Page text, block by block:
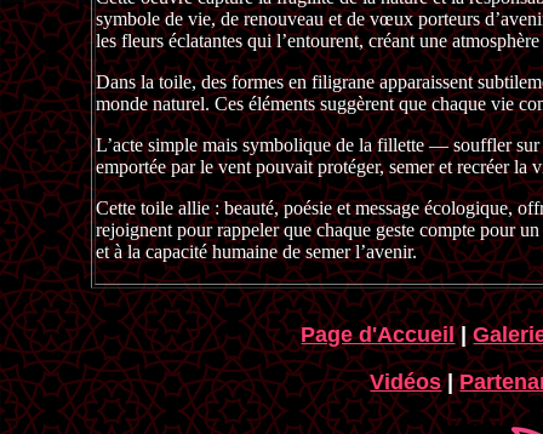
symbole de vie, de renouveau et de vœux porteurs
les fleurs éclatantes qui l’entourent, créant une
Dans la toile, des formes en filigrane apparaissent
monde naturel. Ces éléments suggèrent que chaque vie
L’acte simple mais symbolique de la fillette — souffler
emportée par le vent pouvait protéger, semer et recréer la
Cette toile allie : beauté, poésie et message écologique,
rejoignent pour rappeler que chaque geste compte pour
et à la capacité humaine de semer l’avenir.
Page d'Accueil|
Vidéos|